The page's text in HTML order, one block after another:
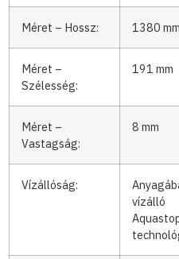
Méret – Hossz: 1380
Méret –
Szélesség:
191 mm
Méret –
Vastagság:
8 mm
Vízállóság:
vízálló